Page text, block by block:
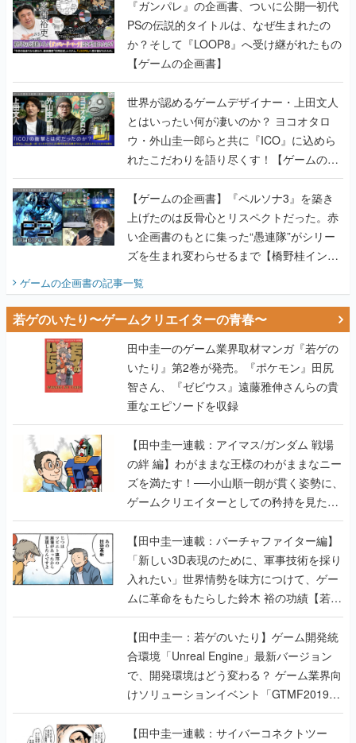
『ガンパレ』の企画書、ついに公開━初代
PSの伝説的タイトルは、なぜ生まれたの
か？そして『LOOP8』へ受け継がれたもの
【ゲームの企画書】
世界が認めるゲームデザイナー・上田文人
とはいったい何が凄いのか？ ヨコオタロ
ウ・外山圭一郎らと共に『ICO』に込めら
れたこだわりを語り尽くす！【ゲームの企
画書】
【ゲームの企画書】『ペルソナ3』を築き
上げたのは反骨心とリスペクトだった。赤
い企画書のもとに集った“愚連隊”がシリー
ズを生まれ変わらせるまで【橋野桂インタ
ビュー】
ゲームの企画書の記事一覧
若ゲのいたり〜ゲームクリエイターの青春〜
田中圭一のゲーム業界取材マンガ『若ゲの
いたり』第2巻が発売。『ポケモン』田尻
智さん、『ゼビウス』遠藤雅伸さんらの貴
重なエピソードを収録
【田中圭一連載：アイマス/ガンダム 戦場
の絆 編】わがままな王様のわがままなニー
ズを満たす！──小山順一朗が貫く姿勢に、
ゲームクリエイターとしての矜持を見た
【若ゲのいたり最終回】
【田中圭一連載：バーチャファイター編】
「新しい3D表現のために、軍事技術を採り
入れたい」世界情勢を味方につけて、ゲー
ムに革命をもたらした鈴木 裕の功績【若ゲ
のいたり】
【田中圭一：若ゲのいたり】ゲーム開発統
合環境「Unreal Engine」最新バージョン
で、開発環境はどう変わる？ ゲーム業界向
けソリューションイベント「GTMF2019」
に行って、より理解を深めよう【PR】
【田中圭一連載：サイバーコネクトツー